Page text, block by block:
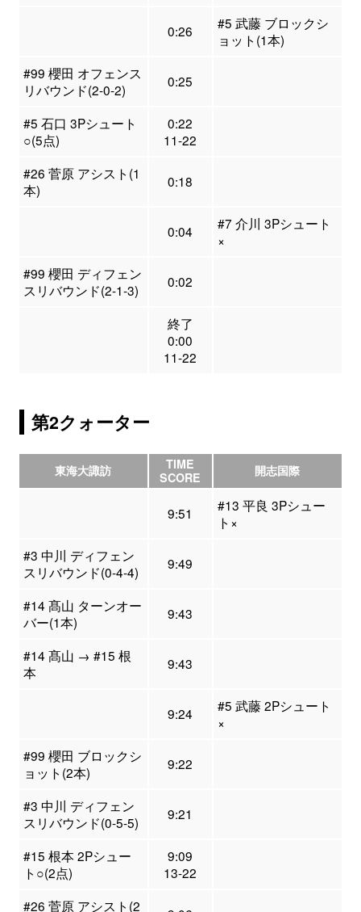
0:26
#5 武藤 ブロックシ
ョット(1本)
#99 櫻田 オフェンス
リバウンド(2-0-2)
0:25
#5 石口 3Pシュート
○(5点)
0:22
11-22
#26 菅原 アシスト(1
本)
0:18
0:04
#7 介川 3Pシュート
×
#99 櫻田 ディフェン
スリバウンド(2-1-3)
0:02
終了
0:00
11-22
第2クォーター
東海大諏訪
TIME
SCORE
開志国際
9:51
#13 平良 3Pシュー
ト×
#3 中川 ディフェン
スリバウンド(0-4-4)
9:49
#14 髙山 ターンオー
バー(1本)
9:43
#14 髙山 → #15 根
本
9:43
9:24
#5 武藤 2Pシュート
×
#99 櫻田 ブロックシ
ョット(2本)
9:22
#3 中川 ディフェン
スリバウンド(0-5-5)
9:21
#15 根本 2Pシュー
ト○(2点)
9:09
13-22
#26 菅原 アシスト(2